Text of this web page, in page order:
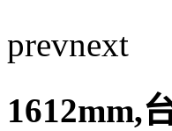
prevnext
1612mm,